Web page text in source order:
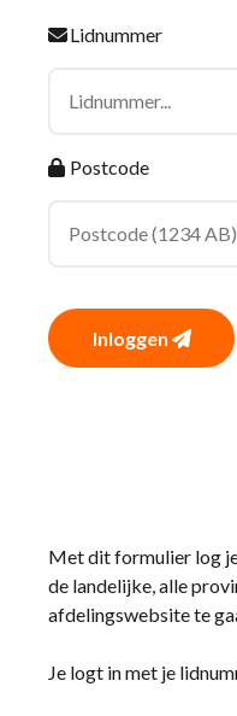
Lidnummer
Postcode
Inloggen
Met dit formulier log
de landelijke, alle
afdelingswebsite te
Je logt in met je